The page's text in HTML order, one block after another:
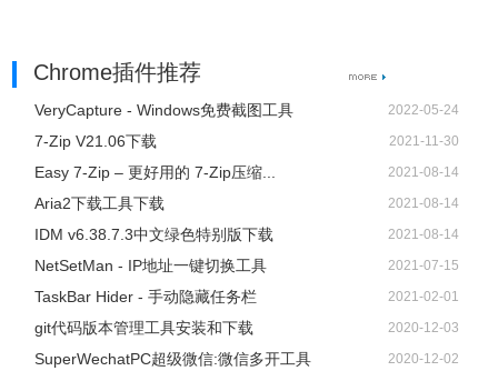
Chrome插件推荐
VeryCapture - Windows免费截图工具 2022-05-24
7-Zip V21.06下载 2021-11-30
Easy 7-Zip – 更好用的 7-Zip压缩... 2021-08-14
Aria2下载工具下载 2021-08-14
IDM v6.38.7.3中文绿色特别版下载 2021-08-14
NetSetMan - IP地址一键切换工具 2021-07-15
TaskBar Hider - 手动隐藏任务栏 2021-02-01
git代码版本管理工具安装和下载 2020-12-03
SuperWechatPC超级微信:微信多开工具 2020-12-02